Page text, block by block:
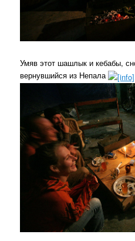
Умяв этот шашлык и кебабы,
вернувшийся из Непала